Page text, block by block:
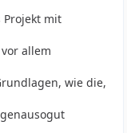
Projekt mit
allem
wie die,